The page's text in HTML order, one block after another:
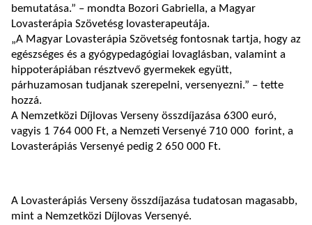
bemutatása.” – mondta Bozori Gabriella, a Magyar
Lovasterápia Szövetésg lovasterapeutája.
„A Magyar Lovasterápia Szövetség fontosnak tartja, hogy az
egészséges és a gyógypedagógiai lovaglásban, valamint a
hippoterápiában résztvevő gyermekek együtt,
párhuzamosan tudjanak szerepelni, versenyezni.” – tette
hozzá.
A Nemzetközi Díjlovas Verseny összdíjazása 6300 euró,
vagyis 1 764 000 Ft, a Nemzeti Versenyé 710 000 forint, a
Lovasterápiás Versenyé pedig 2 650 000 Ft.
A Lovasterápiás Verseny összdíjazása tudatosan magasabb,
mint a Nemzetközi Díjlovas Versenyé.